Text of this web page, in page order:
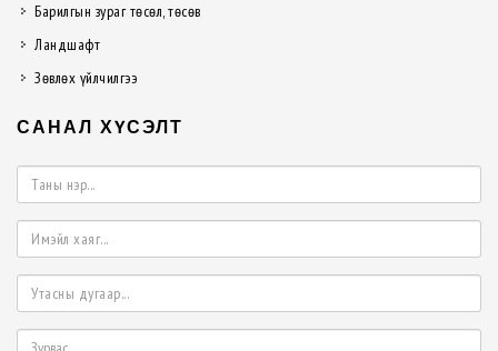
Барилгын зураг төсөл, төсөв
Ландшафт
Зөвлөх үйлчилгээ
САНАЛ ХҮСЭЛТ